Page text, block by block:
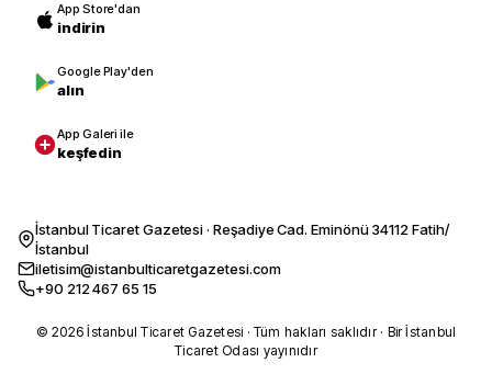
App Store'dan
indirin
Google Play'den
alın
App Galeri ile
keşfedin
İstanbul Ticaret Gazetesi · Reşadiye Cad. Eminönü 34112 Fatih/
İstanbul
iletisim@istanbulticaretgazetesi.com
+90 212 467 65 15
© 2026 İstanbul Ticaret Gazetesi · Tüm hakları saklıdır · Bir İstanbul
Ticaret Odası yayınıdır